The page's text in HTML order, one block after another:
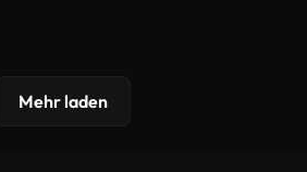
Mehr laden